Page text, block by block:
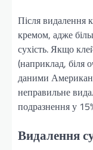
Після видалення
кремом, адже
сухість. Якщо
(наприклад, біля
даними
неправильне
подразнення у
Видалення